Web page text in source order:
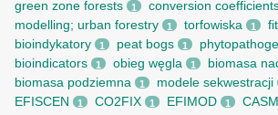
green zone forests 1 conversion
modelling; urban forestry 1 torfowiska 1
bioindykatory 1 peat bogs 1
bioindicators 1 obieg węgla 1 biomasa
biomasa podziemna 1 modele sekwestracji
EFISCEN 1 CO2FIX 1 EFIMOD 1